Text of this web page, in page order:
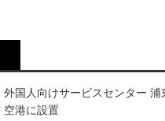
外国人向けサービスセンター 浦
空港に設置